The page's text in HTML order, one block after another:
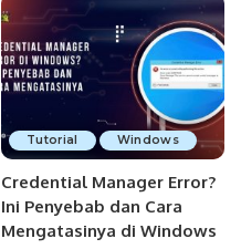
Tutorial Windows
Credential Manager Error?
Ini Penyebab dan Cara
Mengatasinya di Windows